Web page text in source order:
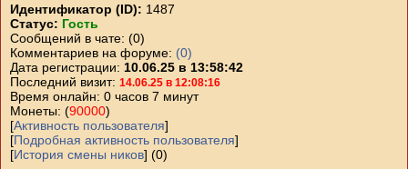
Идентификатор (ID): 1487
Статус: Гость
Сообщений в чате: (0)
Комментариев на форуме: (0)
Дата регистрации: 10.06.25 в 13:58:42
Последний визит: 14.06.25 в 12:08:16
Время онлайн: 0 часов 7 минут
Монеты: (90000)
[Активность пользователя]
[Подробная активность пользователя]
[История смены ников] (0)